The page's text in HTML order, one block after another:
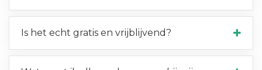
Is het echt gratis en vrijblijvend?